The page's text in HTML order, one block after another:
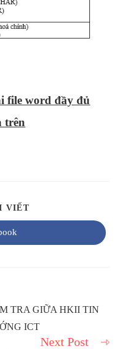
file word đầy đủ
trên
VIẾTSHARE
TRA GIỮA HKII TIN
ICT
Next Post